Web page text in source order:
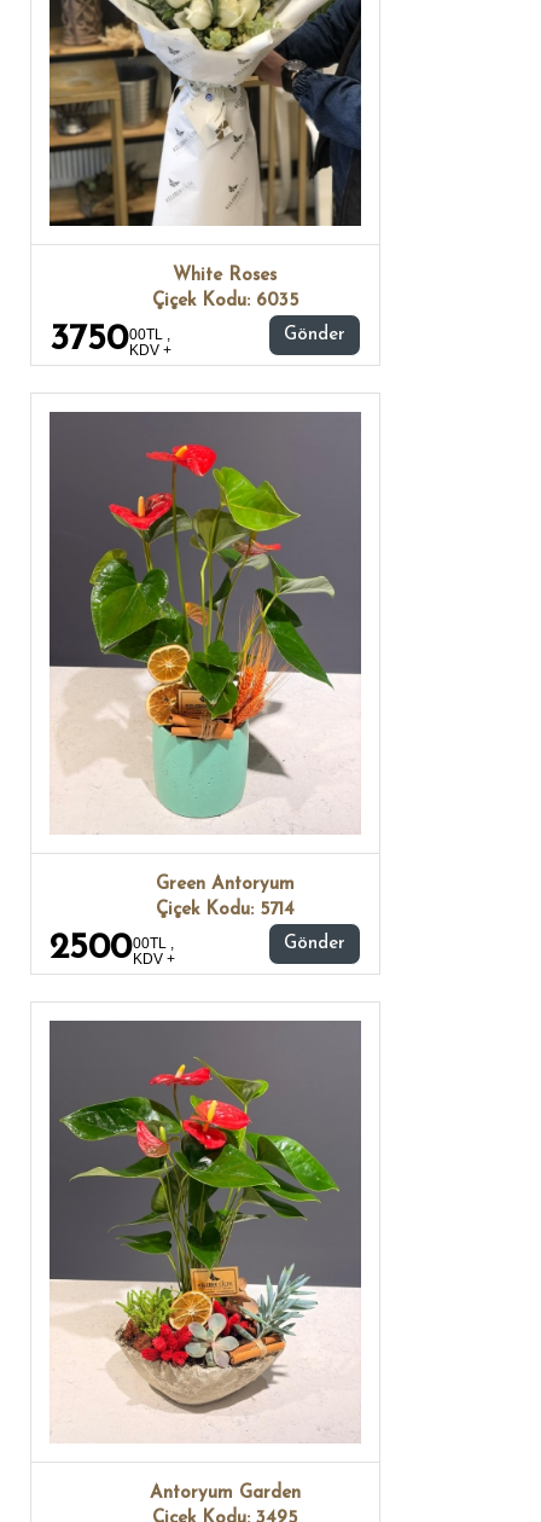
White Roses
Çiçek Kodu: 6035
375000TL ,
KDV +
Gönder
Green Antoryum
Çiçek Kodu: 5714
250000TL ,
KDV +
Gönder
Antoryum Garden